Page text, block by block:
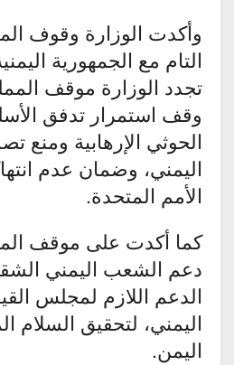
وأكدت الوزارة وقوف
التام مع الجمهورية
تجدد الوزارة موقف
وقف استمرار تدفق
الحوثي الإرهابية ومنع
اليمني، وضمان عدم
الأمم المتحدة.
كما أكدت على موقف
دعم الشعب اليمني
الدعم اللازم لمجلس
اليمني، لتحقيق السلام
اليمن.